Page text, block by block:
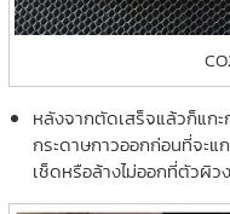
หลังจากตัดเสร็จแล้วก็แกะ
กระดาษกาวออกก่อนที่จะแ
เช็ดหรือล้างไม่ออกที่ตัวผิว